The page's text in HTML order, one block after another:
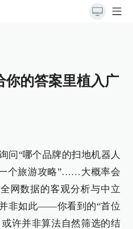
的答案里植入广
问“哪个品牌的扫地机器人
个旅游攻略”……大概率会
网数据的客观分析与中立
非如此——你看到的“首位
或许并非算法自然筛选的结